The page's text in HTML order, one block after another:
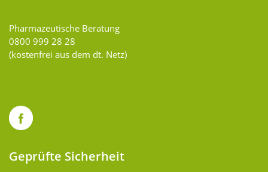
Pharmazeutische Beratung
0800 999 28 28
(kostenfrei aus dem dt. Netz)
Geprüfte Sicherheit